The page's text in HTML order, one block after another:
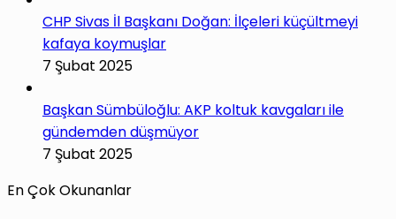
CHP Sivas İl Başkanı Doğan: İlçeleri küçültmeyi
kafaya koymuşlar
7 Şubat 2025
Başkan Sümbüloğlu: AKP koltuk kavgaları ile
gündemden düşmüyor
7 Şubat 2025
En Çok Okunanlar